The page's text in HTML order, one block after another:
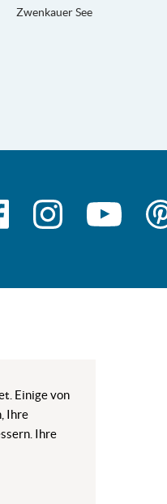
Einige von
Ihre
Ihre
Zwenkauer See